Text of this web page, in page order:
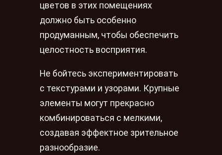
цветов в этих помещениях
должно быть особенно
продуманным, чтобы обеспечить
целостность восприятия.
Не бойтесь экспериментировать
с текстурами и узорами. Крупные
элементы могут прекрасно
комбинироваться с мелкими,
создавая эффектное зрительное
разнообразие.